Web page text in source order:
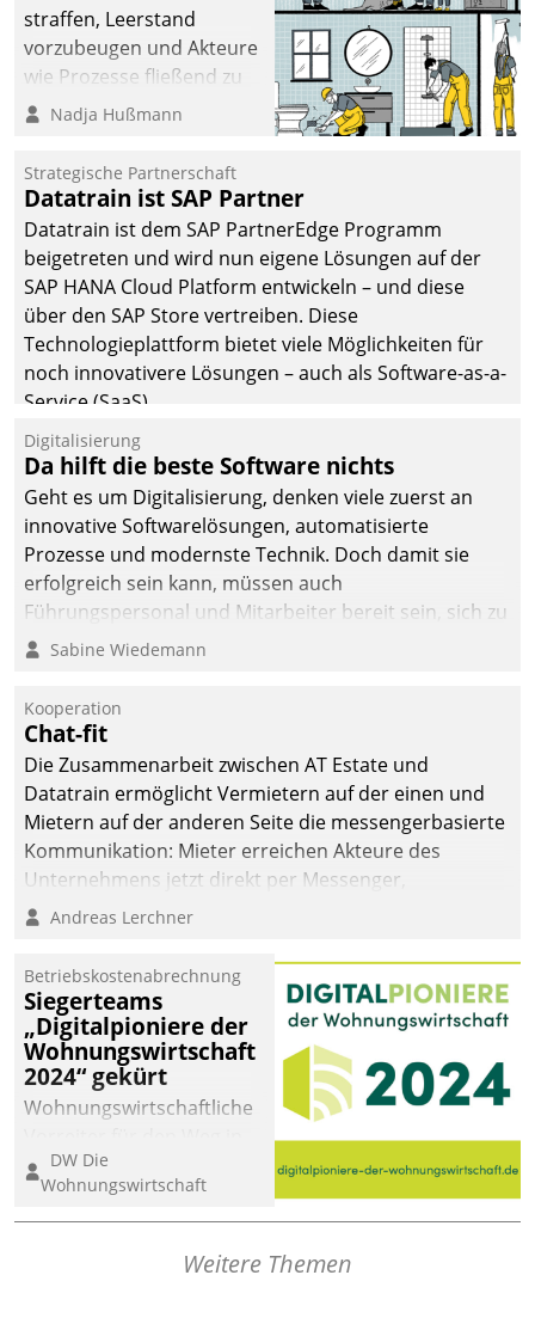
straffen, Leerstand
vorzubeugen und Akteure
wie Prozesse fließend zu
vernetzen, nutzt die
Jahresbeginn eine
Überblick, Einsicht und
Eingriff bietende Lösung.
Zur Entwicklung setzte
man auf
Cloudtechnologie,
bewährte und Startup-
Partner sowie erstmals
agile Projektmethoden.
Nadja Hußmann
Strategische Partnerschaft
Datatrain ist SAP Partner
Datatrain ist dem SAP PartnerEdge Programm
beigetreten und wird nun eigene Lösungen auf der
SAP HANA Cloud Platform entwickeln – und diese
über den SAP Store vertreiben. Diese
Technologieplattform bietet viele Möglichkeiten für
noch innovativere Lösungen – auch als Software-as-a-
Service (SaaS).
Digitalisierung
Da hilft die beste Software nichts
Geht es um Digitalisierung, denken viele zuerst an
innovative Softwarelösungen, automatisierte
Prozesse und modernste Technik. Doch damit sie
erfolgreich sein kann, müssen auch
Führungspersonal und Mitarbeiter bereit sein, sich zu
verändern und anzupassen, sonst werden sie an ihr
Sabine Wiedemann
Kooperation
Chat-fit
Die Zusammenarbeit zwischen AT Estate und
Datatrain ermöglicht Vermietern auf der einen und
Mietern auf der anderen Seite die messengerbasierte
Kommunikation: Mieter erreichen Akteure des
Unternehmens jetzt direkt per Messenger,
Mitarbeiter oder Dienstleister empfangen oder
Andreas Lerchner
Betriebskostenabrechnung
Siegerteams
„Digitalpioniere der
Wohnungswirtschaft
2024“ gekürt
Wohnungswirtschaftliche
eine digitale Zukunft zu
finden, ist das Ziel des
Awards „Digitalpioniere
Wohnungswirtschaft“.
DW Die
Wohnungswirtschaft
Weitere Themen